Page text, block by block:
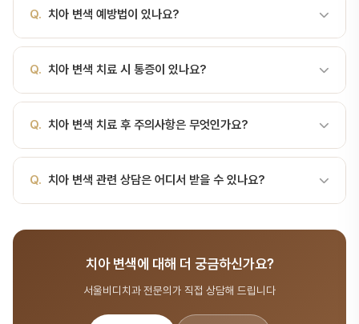
색 (Intrinsic)치아 내부 구조 자체가 변색됨. 미백 효과가 제한적이며
상으로 치아가 회색·검정으로 변함충치·신경치료 실패: 치아 내부 변
색유전적 법랑질 형성부전: 갈색 줄무늬…
수, 전신 건강 문제로 이어질 수 있습니다. 조기 치료가 비용과 시간
모두 절약됩니다.
Q. 치아 변색 예방법이 있나요?
아 변색 예방의 핵심입니다. 서울비디치과에서는 6개월 주기 정기 검
진을 권장합니다.
Q. 치아 변색 치료 시 통증이 있나요?
증으로 진행됩니다. 서울비디치과는 무통 마취 시스템을 도입하여 편
안한 치료를 제공합니다.
Q. 치아 변색 치료 후 주의사항은 무엇인가요?
검진을 지켜주시면 됩니다. 서울비디치과에서는 치료 후 관리 프로그
램도 제공합니다.
Q. 치아 변색 관련 상담은 어디서 받을 수 있나요?
041-415-2892 또는 온라인 예약(bdbddc.com/reservation)
으로 상담을 받으실 수 있습니다.
치아 변색에 대해 더 궁금하신가요?
서울비디치과 전문의가 직접 상담해 드립니다